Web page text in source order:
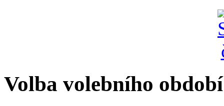
Volba volebního období